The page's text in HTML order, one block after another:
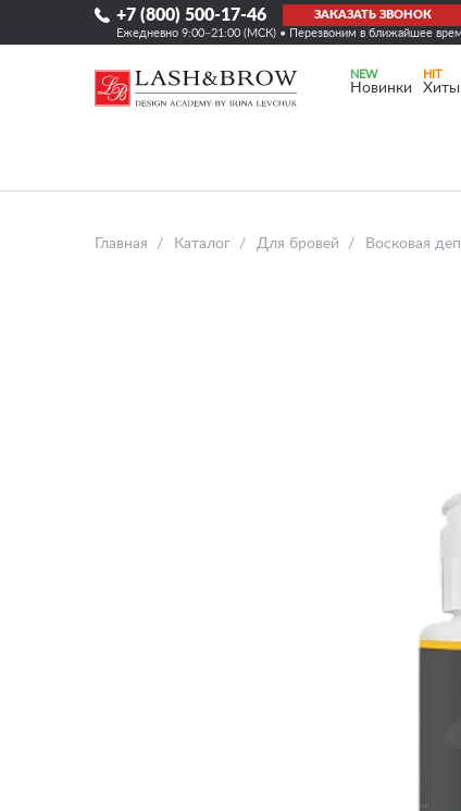
+7 (800) 500-17-46
ЗАКАЗАТЬ ЗВОНОК
Ежедневно 9:00–21:00 (МСК) • Перезвоним в ближайшее
Новинки
Главная Каталог Для бровей Восковая